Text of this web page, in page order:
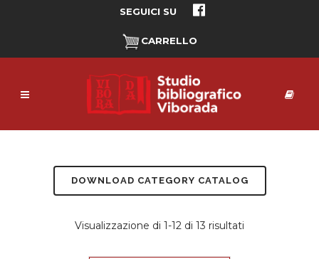
SEGUICI SU
CARRELLO
DOWNLOAD CATEGORY CATALOG
Visualizzazione di 1-12 di 13 risultati